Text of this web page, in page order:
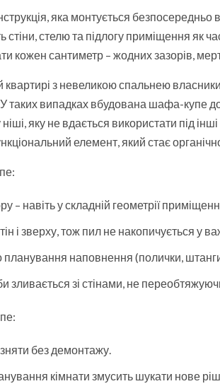
яка монтується безпосередньо в
стіни, стелю та підлогу приміщення як
кожен сантиметр – жодних зазорів,
квартирі з невеликою спальнею
У таких випадках вбудована шафа-купе
ніші, яку не вдається використати під
елемент, який стає
– навіть у складній геометрії
і зверху, тож пил не накопичується у
планування наповнення (полички,
зливається зі стінами, не
без демонтажу.
кімнати змусить шукати нове